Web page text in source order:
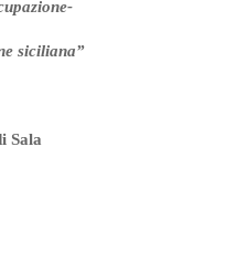
siciliana”
Sala